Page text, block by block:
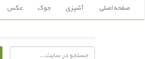
صفحه اصلی آشپزی جوک عکس